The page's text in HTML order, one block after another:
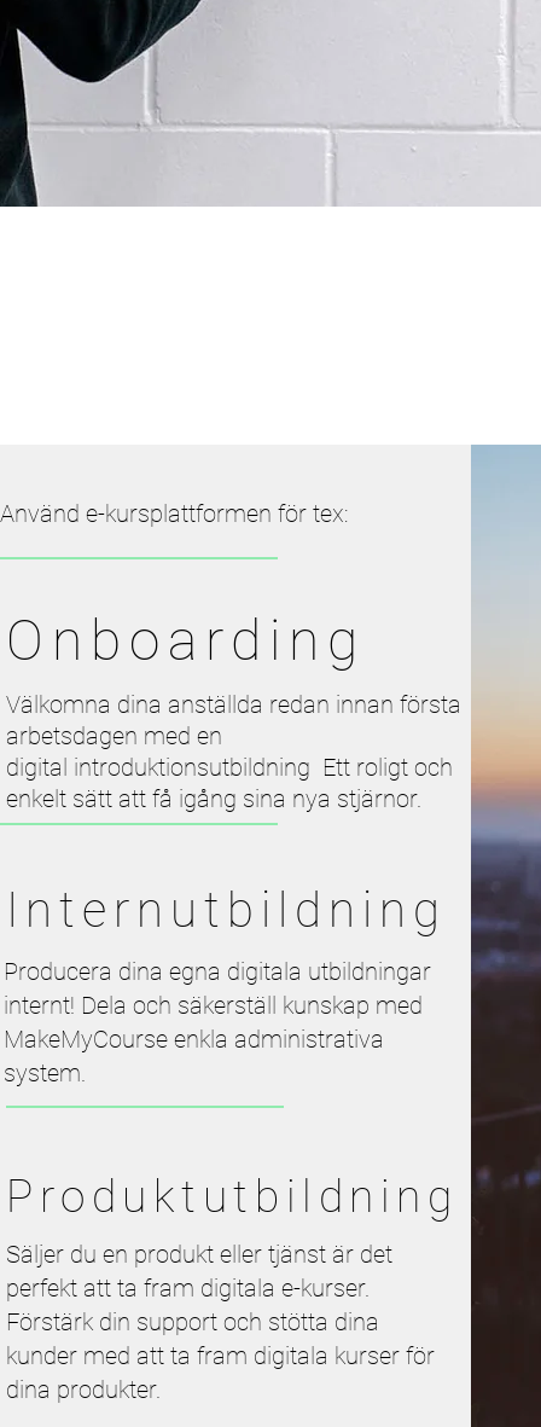
Använd e-kursplattformen för tex:
Onboarding
Välkomna dina anställda redan innan första
arbetsdagen med en
digital introduktionsutbildning Ett roligt och
enkelt sätt att få igång sina nya stjärnor.
Internutbildning
Producera dina egna digitala utbildningar
internt! Dela och säkerställ kunskap med
MakeMyCourse enkla administrativa
system.
Produktutbildning
Säljer du en produkt eller tjänst är det
perfekt att ta fram digitala e-kurser.
Förstärk din support och stötta dina
kunder med att ta fram digitala kurser för
dina produkter.